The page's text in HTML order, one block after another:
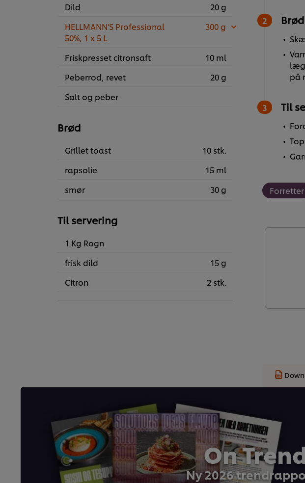
Dild
20 g
HELLMANN'S Professional
50%, 1 x 5 L
300 g
Friskpresset citronsaft
10 ml
Peberrod, revet
20 g
Salt og peber
Brød
Grillet toast
10 stk.
rapsolie
15 ml
smør
30 g
Til servering
1 Kg Rogn
frisk dild
15 g
Citron
2 stk.
Brød
på
Til
Forretter
On
Ny 2026